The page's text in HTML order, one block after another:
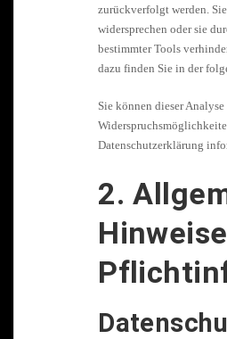
zurückverfolgt werden.
widersprechen oder sie
bestimmter Tools
dazu finden Sie in der
Sie können dieser
Datenschutzerklärung
2.